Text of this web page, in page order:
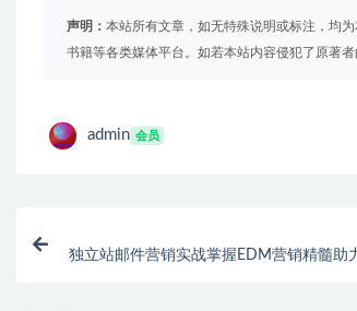
声明： 本站所有文章，如无特殊说明或标注，均
书籍等各类媒体平台。如若本站内容侵犯了原著
admin 会员
独立站邮件营销实战掌握EDM营销精髓助